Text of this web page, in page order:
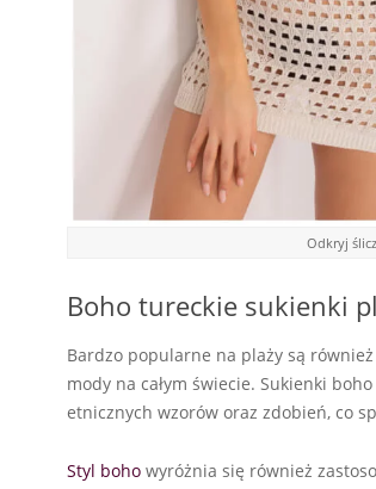
Odkryj
Boho tureckie sukienki
Bardzo popularne na plaży są również
mody na całym świecie. Sukienki
etnicznych wzorów oraz zdobień, co
Styl boho wyróżnia się również